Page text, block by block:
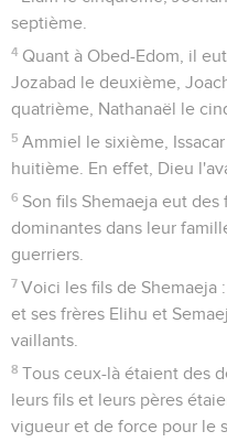
septième.
4 Quant à Obed-Edom, il
Jozabad le deuxième,
quatrième, Nathanaël le
5 Ammiel le sixième,
huitième. En effet, Dieu
6 Son fils Shemaeja eut
dominantes dans leur
guerriers.
7 Voici les fils de Shemaeja
et ses frères Elihu et
vaillants.
8 Tous ceux-là étaient des
leurs fils et leurs pères
vigueur et de force pour le